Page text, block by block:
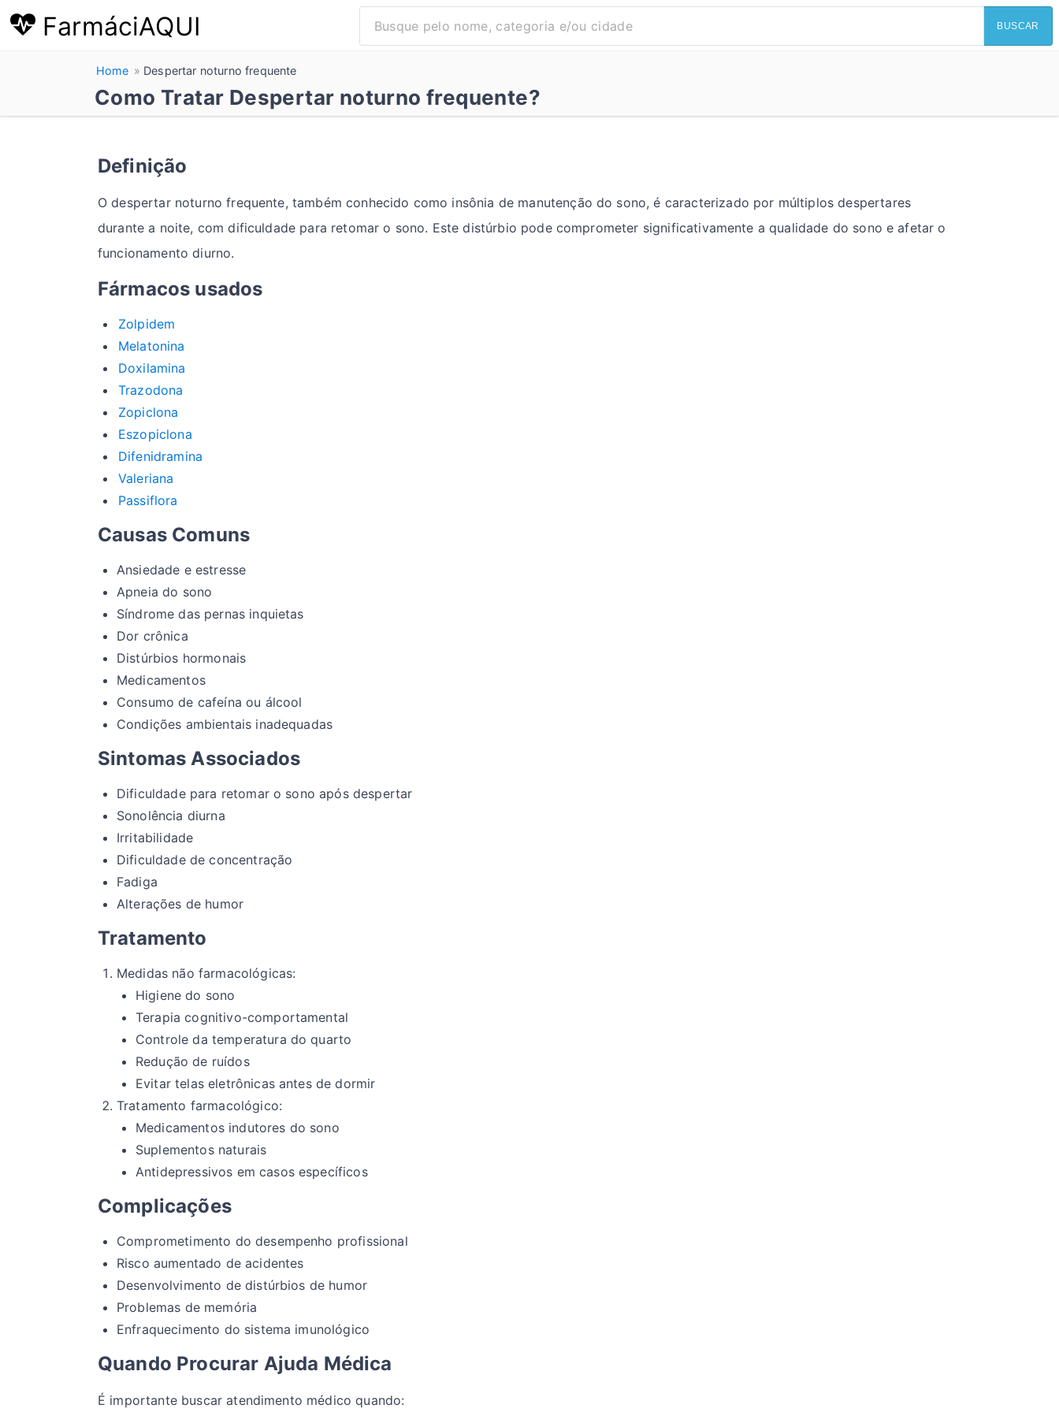
FarmáciAQUI BUSCAR
Home Despertar noturno frequente
Como Tratar Despertar noturno frequente?
Definição
O despertar noturno frequente, também conhecido como insônia de manutenção do sono, é caracterizado por múltiplos despertares
durante a noite, com dificuldade para retomar o sono. Este distúrbio pode comprometer significativamente a qualidade do sono e afetar o
funcionamento diurno.
Fármacos usados
Zolpidem
Melatonina
Doxilamina
Trazodona
Zopiclona
Eszopiclona
Difenidramina
Valeriana
Passiflora
Causas Comuns
Ansiedade e estresse
Apneia do sono
Síndrome das pernas inquietas
Dor crônica
Distúrbios hormonais
Medicamentos
Consumo de cafeína ou álcool
Condições ambientais inadequadas
Sintomas Associados
Dificuldade para retomar o sono após despertar
Sonolência diurna
Irritabilidade
Dificuldade de concentração
Fadiga
Alterações de humor
Tratamento
Medidas não farmacológicas:
Higiene do sono
Terapia cognitivo-comportamental
Controle da temperatura do quarto
Redução de ruídos
Evitar telas eletrônicas antes de dormir
Tratamento farmacológico:
Medicamentos indutores do sono
Suplementos naturais
Antidepressivos em casos específicos
Complicações
Comprometimento do desempenho profissional
Risco aumentado de acidentes
Desenvolvimento de distúrbios de humor
Problemas de memória
Enfraquecimento do sistema imunológico
Quando Procurar Ajuda Médica
É importante buscar atendimento médico quando: